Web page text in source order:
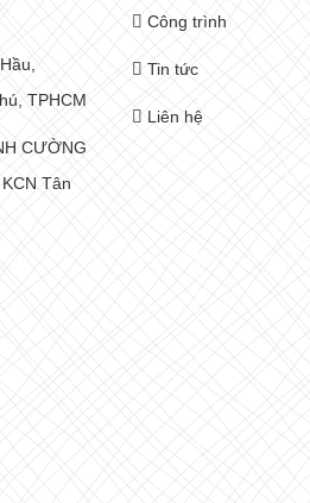
TPHCM
CƯỜNG
Tân
Công trình
Tin tức
Liên hệ